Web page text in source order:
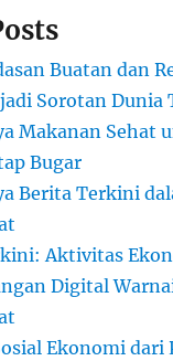
Buatan dan
Sorotan Dunia
Makanan Sehat
Bugar
Berita Terkini
Aktivitas
Digital
Ekonomi dari